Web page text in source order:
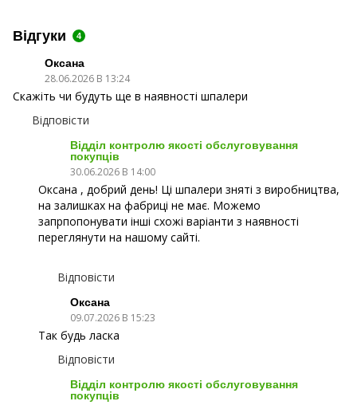
Відгуки 4
Оксана
28.06.2026 В 13:24
Скажіть чи будуть ще в наявності шпалери
Відповісти
Відділ контролю якості обслуговування
покупців
30.06.2026 В 14:00
Оксана , добрий день! Ці шпалери зняті з виробництва,
на залишках на фабриці не має. Можемо
запрпопонувати інші схожі варіанти з наявності
переглянути на нашому сайті.
Відповісти
Оксана
09.07.2026 В 15:23
Так будь ласка
Відповісти
Відділ контролю якості обслуговування
покупців